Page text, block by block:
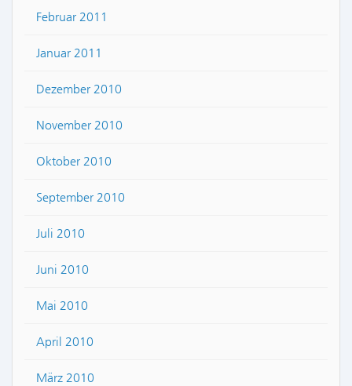
Februar 2011
Januar 2011
Dezember 2010
November 2010
Oktober 2010
September 2010
Juli 2010
Juni 2010
Mai 2010
April 2010
März 2010